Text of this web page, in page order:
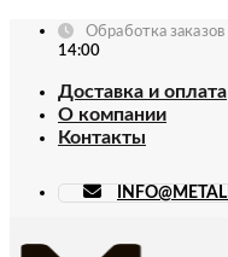
Skip
Обработка заказов
14:00
Доставка и оплата
О компании
Контакты